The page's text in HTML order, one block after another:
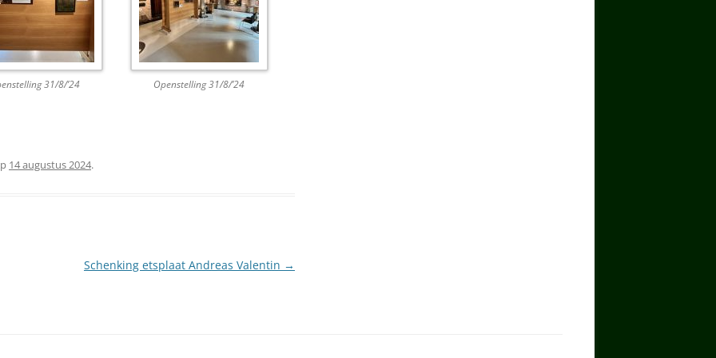
31/8/’24 Openstelling 31/8/’24
14 augustus 2024.
Schenking etsplaat Andreas Valentin →